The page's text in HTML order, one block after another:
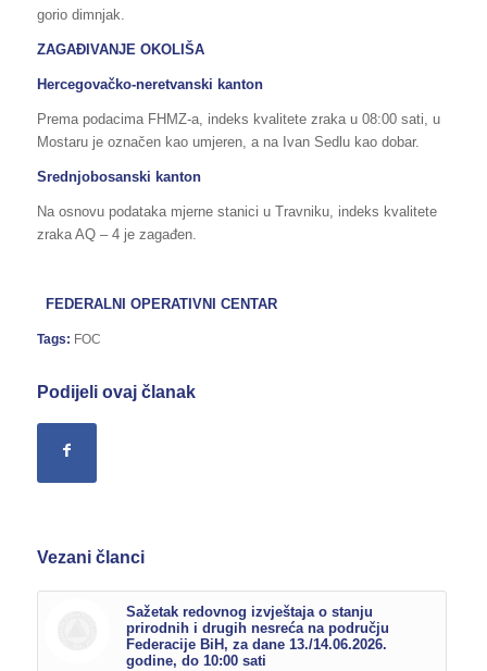
gorio dimnjak.
ZAGAĐIVANJE OKOLIŠA
Hercegovačko-neretvanski kanton
Prema podacima FHMZ-a, indeks kvalitete zraka u 08:00 sati, u
Mostaru je označen kao umjeren, a na Ivan Sedlu kao dobar.
Srednjobosanski kanton
Na osnovu podataka mjerne stanici u Travniku, indeks kvalitete
zraka AQ – 4 je zagađen.
FEDERALNI OPERATIVNI CENTAR
Tags: FOC
Podijeli ovaj članak
Vezani članci
Sažetak redovnog izvještaja o stanju
prirodnih i drugih nesreća na području
Federacije BiH, za dane 13./14.06.2026.
godine, do 10:00 sati